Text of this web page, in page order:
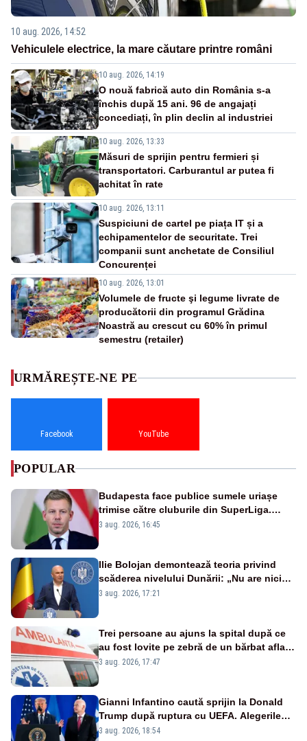
10 aug. 2026, 14:52
Vehiculele electrice, la mare căutare printre români
10 aug. 2026, 14:19
O nouă fabrică auto din România s-a
închis după 15 ani. 96 de angajați
concediați, în plin declin al industriei
10 aug. 2026, 13:33
Măsuri de sprijin pentru fermieri și
transportatori. Carburantul ar putea fi
achitat în rate
10 aug. 2026, 13:11
Suspiciuni de cartel pe piața IT și a
echipamentelor de securitate. Trei
companii sunt anchetate de Consiliul
Concurenței
10 aug. 2026, 13:01
Volumele de fructe şi legume livrate de
producătorii din programul Grădina
Noastră au crescut cu 60% în primul
semestru (retailer)
URMĂREȘTE-NE PE
Facebook YouTube
POPULAR
Budapesta face publice sumele uriașe
trimise către cluburile din SuperLiga.
Finanțarea, sub semnul întrebării
3 aug. 2026, 16:45
Ilie Bolojan demontează teoria privind
scăderea nivelului Dunării: „Nu are nicio
legătură cu realitatea”
3 aug. 2026, 17:21
Trei persoane au ajuns la spital după ce
au fost lovite pe zebră de un bărbat aflat
pe trotinetă electrică
3 aug. 2026, 17:47
Gianni Infantino caută sprijin la Donald
Trump după ruptura cu UEFA. Alegerile
FIFA din 2027 se anunță incendiare
3 aug. 2026, 18:54